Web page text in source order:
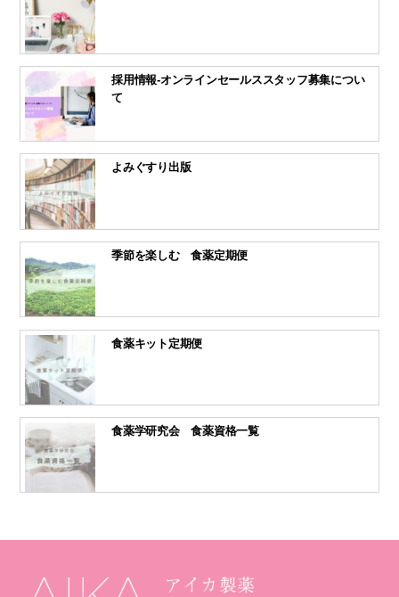
採用情報-オンラインセールススタッフ募集につい
て
よみぐすり出版
季節を楽しむ 食薬定期便
食薬キット定期便
食薬学研究会 食薬資格一覧